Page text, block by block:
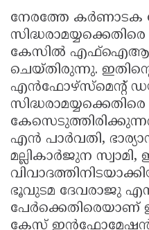
നേരത്തേ കര്‍ണാടക
കേസില്‍ എഫ്‌ഐആര്‍
ചെയ്തിരുന്നു.
എന്‍ഫോഴ്‌സ്‌മെന്റ്
സിദ്ധരാമയ്യക്കെതിരെ
എന്‍ പാര്‍വതി,
മല്ലികാര്‍ജുന സ്വാമി,
ഭൂവുടമ ദേവരാജു
കേസ് ഇന്‍ഫോമേഷന്‍